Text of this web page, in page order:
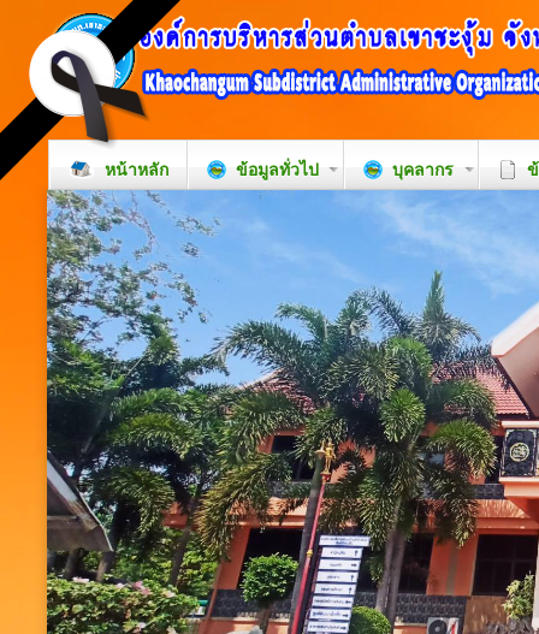
หน้าหลัก ข้อมูลทั่วไป บุคลากร